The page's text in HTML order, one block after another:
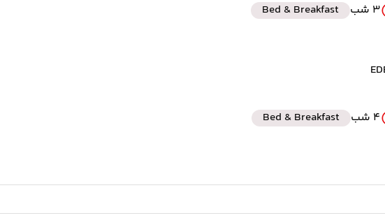
3 شب Bed & Breakfast
4 شب Bed & Breakfast